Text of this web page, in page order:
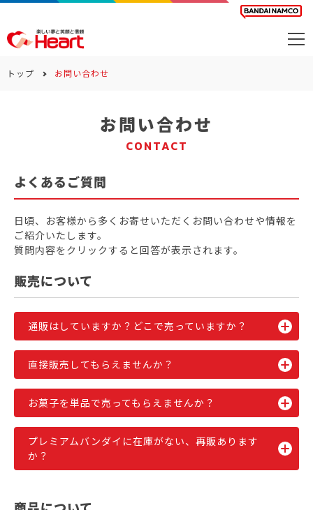
サステナビリティ
トップ お問い合わせ
お問い合わせ
CONTACT
よくあるご質問
日頃、お客様から多くお寄せいただくお問い合わせや情報を
ご紹介いたします。
質問内容をクリックすると回答が表示されます。
販売について
通販はしていますか？どこで売っていますか？
直接販売してもらえませんか？
お菓子を単品で売ってもらえませんか？
プレミアムバンダイに在庫がない、再販あります
か？